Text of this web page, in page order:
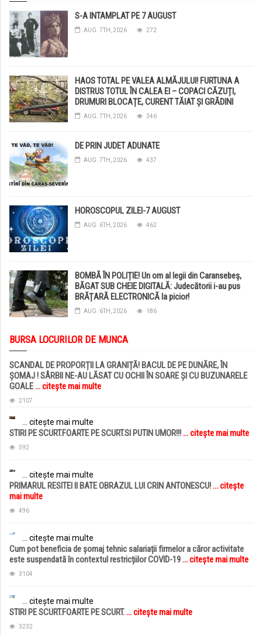
S-A INTAMPLAT PE 7 AUGUST
AUG. 7TH, 2026 272
HAOS TOTAL PE VALEA ALMĂJULUI! FURTUNA A
DISTRUS TOTUL ÎN CALEA EI – COPACI CĂZUȚI,
DRUMURI BLOCAȚE, CURENT TĂIAT ȘI GRĂDINI
DISTRUSE DE GRINDINĂ!
AUG. 7TH, 2026 346
DE PRIN JUDET ADUNATE
AUG. 7TH, 2026 437
HOROSCOPUL ZILEI-7 AUGUST
AUG. 6TH, 2026 462
BOMBĂ ÎN POLIȚIE! Un om al legii din Caransebeș,
BĂGAT SUB CHEIE DIGITALĂ: Judecătorii i-au pus
BRĂȚARĂ ELECTRONICĂ la picior!
AUG. 6TH, 2026 186
BURSA LOCURILOR DE MUNCA
SCANDAL DE PROPORȚII LA GRANIȚĂ! BACUL DE PE DUNĂRE, ÎN
ȘOMAJ ! SÂRBII NE-AU LĂSAT CU OCHII ÎN SOARE ȘI CU BUZUNARELE
GOALE... citește mai multe
2107
... citește mai multe
STIRI PE SCURT.FOARTE PE SCURT.SI PUTIN UMOR!!!... citește mai multe
592
... citește mai multe
PRIMARUL RESITEI II BATE OBRAZUL LUI CRIN ANTONESCU!... citește
mai multe
496
... citește mai multe
Cum pot beneficia de șomaj tehnic salariații firmelor a căror activitate
este suspendată în contextul restricțiilor COVID-19... citește mai multe
3104
... citește mai multe
STIRI PE SCURT.FOARTE PE SCURT.... citește mai multe
3232